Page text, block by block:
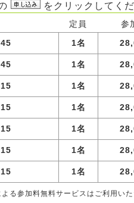
をクリックしてく
定員
参
1名
1名
1名
1名
1名
1名
1名
る参加料無料サービスはご利用い